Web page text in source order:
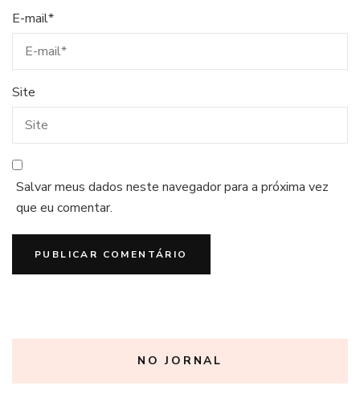
E-mail*
Site
Salvar meus dados neste navegador para a próxima vez
que eu comentar.
NO JORNAL